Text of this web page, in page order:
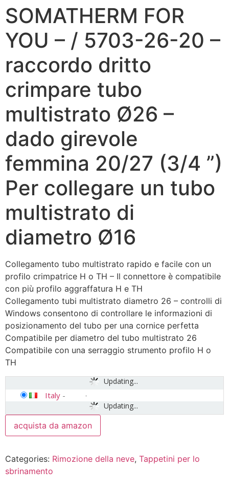
SOMATHERM FOR
YOU – / 5703-26-20 –
raccordo dritto
crimpare tubo
multistrato Ø26 –
dado girevole
femmina 20/27 (3/4 ”)
Per collegare un tubo
multistrato di
diametro Ø16
Collegamento tubo multistrato rapido e facile con un
profilo crimpatrice H o TH – Il connettore è compatibile
con più profilo aggraffatura H e TH
Collegamento tubi multistrato diametro 26 – controlli di
Windows consentono di controllare le informazioni di
posizionamento del tubo per una cornice perfetta
Compatibile per diametro del tubo multistrato 26
Compatibile con una serraggio strumento profilo H o
TH
Updating...
Updating...
Italy -
acquista da amazon
Categories: Rimozione della neve, Tappetini per lo
sbrinamento